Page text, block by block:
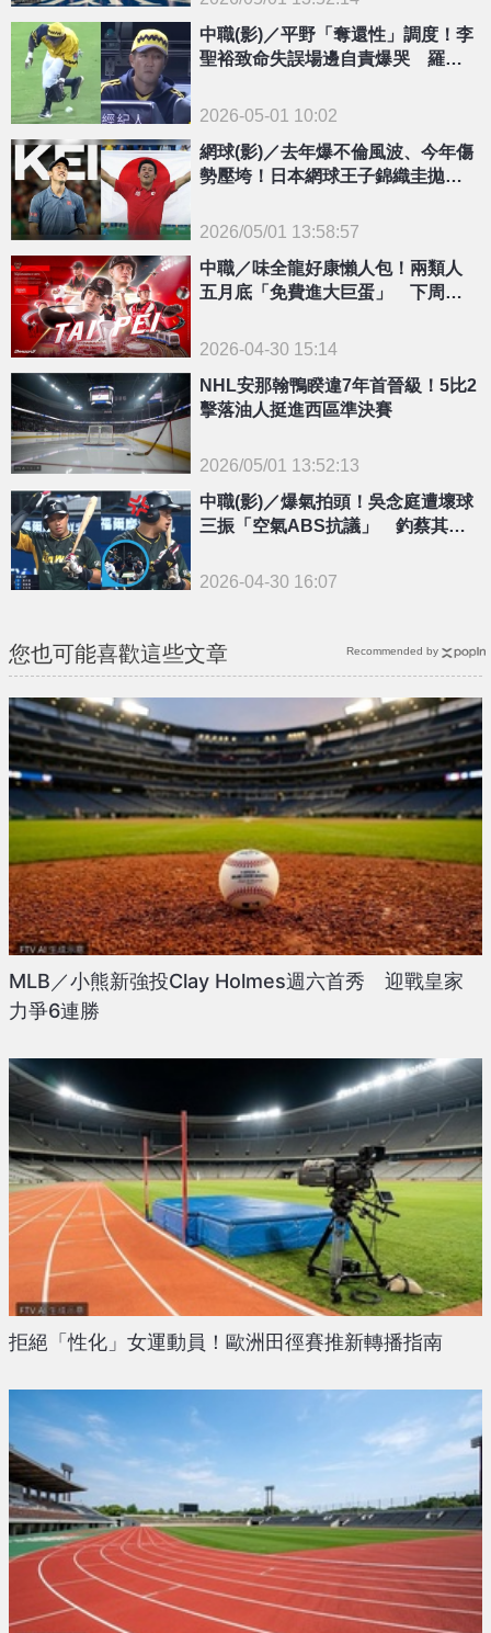
{PLAYICON}
中職(影)／平野「奪還性」調度！李
聖裕致命失誤場邊自責爆哭 羅戈
2026-05-01 10:02
{PLAYICON}
網球(影)／去年爆不倫風波、今年傷
勢壓垮！日本網球王子錦織圭拋退
2026/05/01 13:58:57
中職／味全龍好康懶人包！兩類人
五月底「免費進大巨蛋」 下周致
2026-04-30 15:14
NHL安那翰鴨睽違7年首晉級！5比2
擊落油人挺進西區準決賽
2026/05/01 13:52:13
中職(影)／爆氣拍頭！吳念庭遭壞球
三振「空氣ABS抗議」 釣蔡其昌
2026-04-30 16:07
您也可能喜歡這些文章
MLB／小熊新強投Clay Holmes週六首秀 迎戰皇家
力爭6連勝
拒絕「性化」女運動員！歐洲田徑賽推新轉播指南
Recommended by